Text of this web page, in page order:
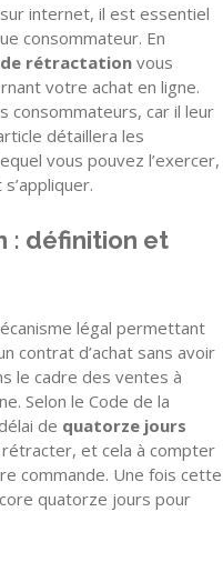
internet, il est essentiel
consommateur. En
rétractationvous
votre achat en ligne.
consommateurs, car il leur
détaillera les
vous pouvez l’exercer,
: définition et
légal permettant
contrat d’achat sans avoir
le cadre des ventes à
Selon le Code de la
de quatorze jours
et cela à compter
commande. Une fois cette
quatorze jours pour